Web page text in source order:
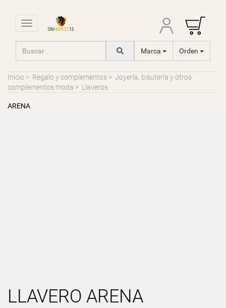
Toggle navigation
Marca Orden
Inicio > Regalo y complementos > Joyería, bisutería y otros
complementos moda > Llaveros
ARENA
LLAVERO ARENA